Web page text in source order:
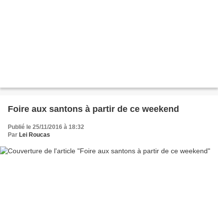
Foire aux santons à partir de ce weekend
Publié le 25/11/2016 à 18:32
Par Lei Roucas